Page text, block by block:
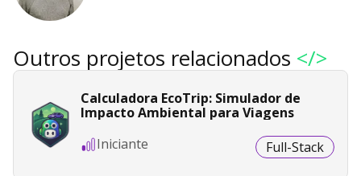
Outros projetos relacionados </>
Calculadora EcoTrip: Simulador de
Impacto Ambiental para Viagens
Iniciante
Full-Stack